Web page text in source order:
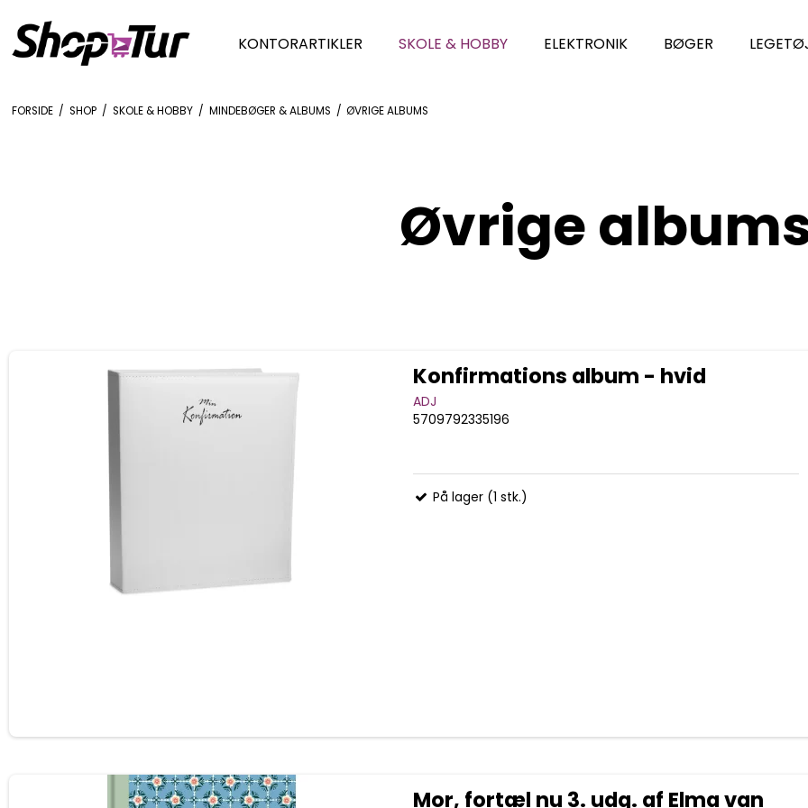
KONTORARTIKLER SKOLE & HOBBY ELEKTRONIK BØGER
FORSIDE / SHOP / SKOLE & HOBBY / MINDEBØGER & ALBUMS / ØVRIGE ALBUMS
Øvrige
Konfirmations album - hvid
ADJ
5709792335196
På lager (1 stk.)
Mor, fortæl nu 3. udg. af Elma van